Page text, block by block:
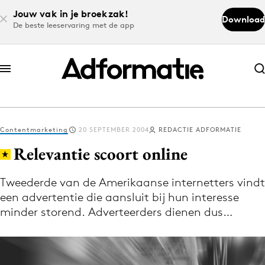
Jouw vak in je broekzak!
De beste leeservaring met de app
Download
Abonneer nu
Abonneer nu
Log in
Download de app
Volg het laatste nieuws via de Adformatie
Nieuws app
Contentmarketing 20 SEPTEMBER 2004 REDACTIE ADFORMATIE
Relevantie scoort online
Tweederde van de Amerikaanse internetters vindt
een advertentie die aansluit bij hun interesse
minder storend. Adverteerders dienen dus…